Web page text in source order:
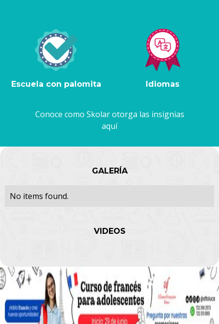
Escuela con palomita Idiomas
Conoce como Skolar otorga las insignias
aquí
GALERÍA
No items found.
VIDEOS